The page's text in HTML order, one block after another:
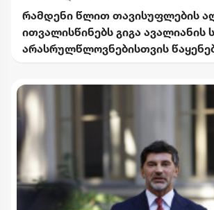
რამდენი წლით თავისუფლების
ითვალისწინებს გიგა ავალიანის
არასრულწლოვნებისთვის